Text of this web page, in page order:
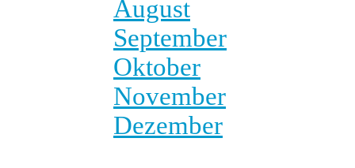
August
September
Oktober
November
Dezember